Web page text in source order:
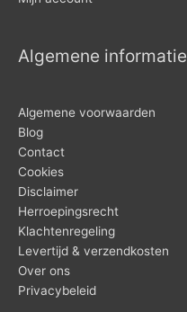
Algemene informatie
Algemene voorwaarden
Blog
Contact
Cookies
Disclaimer
Herroepingsrecht
Klachtenregeling
Levertijd & verzendkosten
Over ons
Privacybeleid